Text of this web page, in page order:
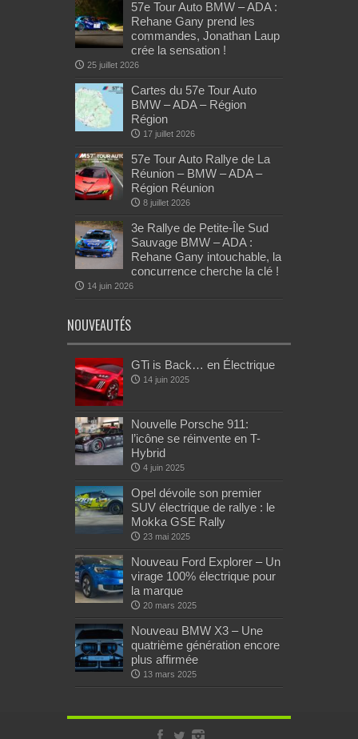
57e Tour Auto BMW – ADA :
Rehane Gany prend les
commandes, Jonathan Laup
crée la sensation !
25 juillet 2026
Cartes du 57e Tour Auto
BMW – ADA – Région
Région
17 juillet 2026
57e Tour Auto Rallye de La
Réunion – BMW – ADA –
Région Réunion
8 juillet 2026
3e Rallye de Petite-Île Sud
Sauvage BMW – ADA :
Rehane Gany intouchable, la
concurrence cherche la clé !
14 juin 2026
NOUVEAUTÉS
GTi is Back… en Électrique
14 juin 2025
Nouvelle Porsche 911:
l’icône se réinvente en T-
Hybrid
4 juin 2025
Opel dévoile son premier
SUV électrique de rallye : le
Mokka GSE Rally
23 mai 2025
Nouveau Ford Explorer – Un
virage 100% électrique pour
la marque
20 mars 2025
Nouveau BMW X3 – Une
quatrième génération encore
plus affirmée
13 mars 2025